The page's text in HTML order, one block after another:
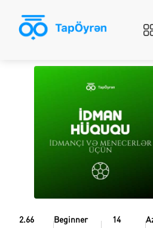
2.66
Beginner
14